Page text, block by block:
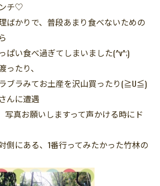
チ♡
ばかりで、普段あまり食べないための
ぱい食べ過ぎてしまいました(^v^;)
ったり、
ブラみてお土産を沢山買ったり(≧U≦)
んに遭遇
写真お願いしますって声かける時にド
側にある、1番行ってみたかった竹林の